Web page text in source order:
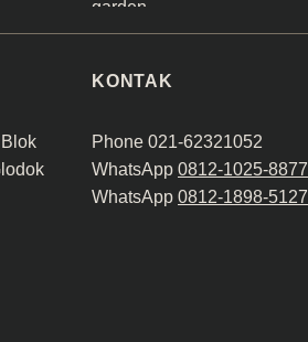
KONTAK
Phone 021-62321052
WhatsApp 0812-1025-8877
WhatsApp 0812-1898-5127